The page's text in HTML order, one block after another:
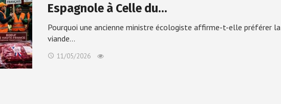
Espagnole à Celle du…
Pourquoi une ancienne ministre écologiste affirme-t-elle préférer la
viande…
11/05/2026